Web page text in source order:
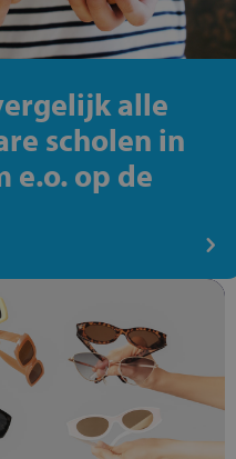
alle
scholen in
e.o. op de